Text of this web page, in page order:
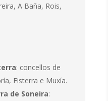
A Baña, Rois,
: concellos de
Fisterra e Muxía.
de Soneira: